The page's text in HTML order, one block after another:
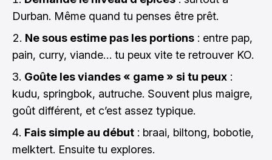
Durban. Même quand tu penses être prêt.
Ne sous estime pas les portions : entre pap,
pain, curry, viande… tu peux vite te retrouver KO.
Goûte les viandes « game » si tu peux :
kudu, springbok, autruche. Souvent plus maigre,
goût différent, et c’est assez typique.
Fais simple au début : braai, biltong, bobotie,
melktert. Ensuite tu explores.